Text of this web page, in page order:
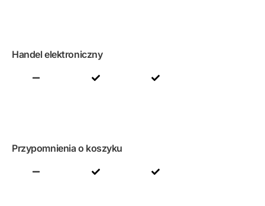
Handel elektroniczny
Przypomnienia o koszyku